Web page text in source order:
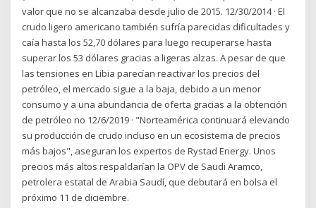
valor que no se alcanzaba desde julio de 2015. 12/30/2014 · El
crudo ligero americano también sufría parecidas dificultades y
caía hasta los 52,70 dólares para luego recuperarse hasta
superar los 53 dólares gracias a ligeras alzas. A pesar de que
las tensiones en Libia parecían reactivar los precios del
petróleo, el mercado sigue a la baja, debido a un menor
consumo y a una abundancia de oferta gracias a la obtención
de petróleo no 12/6/2019 · "Norteamérica continuará elevando
su producción de crudo incluso en un ecosistema de precios
más bajos", aseguran los expertos de Rystad Energy. Unos
precios más altos respaldarían la OPV de Saudi Aramco,
petrolera estatal de Arabia Saudí, que debutará en bolsa el
próximo 11 de diciembre.